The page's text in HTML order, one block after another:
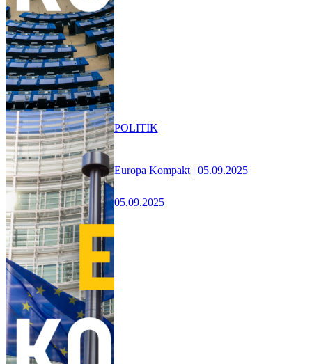
Europa Kompakt | 05.09.2025
05.09.2025
POLITIK